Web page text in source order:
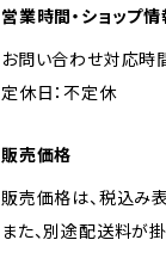
営業時間・ショップ
お問い合わせ対応時
定休日：不定休
販売価格
販売価格は、税込み
また、別途配送料が